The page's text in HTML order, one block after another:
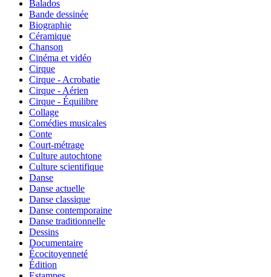
Balados
Bande dessinée
Biographie
Céramique
Chanson
Cinéma et vidéo
Cirque
Cirque - Acrobatie
Cirque - Aérien
Cirque - Équilibre
Collage
Comédies musicales
Conte
Court-métrage
Culture autochtone
Culture scientifique
Danse
Danse actuelle
Danse classique
Danse contemporaine
Danse traditionnelle
Dessins
Documentaire
Écocitoyenneté
Édition